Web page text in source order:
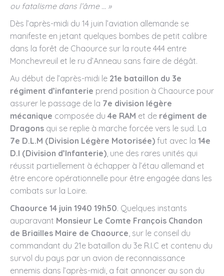
ou fatalisme dans l’âme … »
Dès l’après-midi du 14 juin l’aviation allemande se
manifeste en jetant quelques bombes de petit calibre
dans la forêt de Chaource sur la route 444 entre
Monchevreuil et le ru d’Anneau sans faire de dégât.
Au début de l’après-midi le 21e bataillon du 3e
régiment d’infanterie prend position à Chaource pour
assurer le passage de la 7e division légère
mécanique composée du 4e RAM et de régiment de
Dragons qui se replie à marche forcée vers le sud. La
7e D.L.M (Division Légère Motorisée) fut avec la 14e
D.I (Division d’Infanterie) , une des rares unités qui
réussit partiellement à échapper à l’étau allemand et
être encore opérationnelle pour être engagée dans les
combats sur la Loire.
Chaource 14 juin 1940 19h50. Quelques instants
auparavant Monsieur Le Comte François Chandon
de Briailles Maire de Chaource , sur le conseil du
commandant du 21e bataillon du 3e R.I.C et contenu du
survol du pays par un avion de reconnaissance
ennemis dans l’après-midi, a fait annoncer au son du